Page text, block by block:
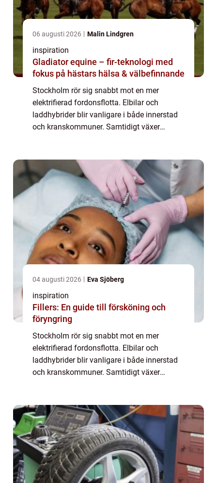
06 augusti 2026 Malin Lindgren
inspiration
Gladiator equine – fir-teknologi med
fokus på hästars hälsa & välbefinnande
Stockholm rör sig snabbt mot en mer
elektrifierad fordonsflotta. Elbilar och
laddhybrider blir vanligare i både innerstad
och kranskommuner. Samtidigt växer
publika plat...
04 augusti 2026 Eva Sjöberg
inspiration
Fillers: En guide till försköning och
föryngring
Stockholm rör sig snabbt mot en mer
elektrifierad fordonsflotta. Elbilar och
laddhybrider blir vanligare i både innerstad
och kranskommuner. Samtidigt växer
publika plat...